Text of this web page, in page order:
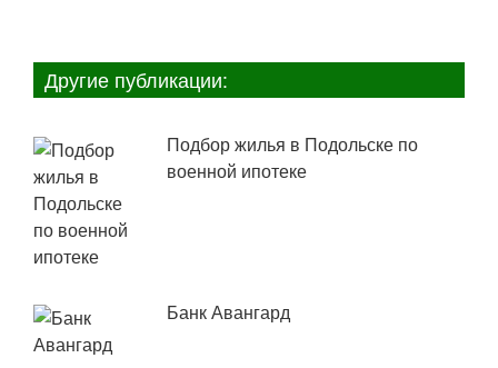
Другие публикации:
Подбор жилья в Подольске по
военной ипотеке
Банк Авангард